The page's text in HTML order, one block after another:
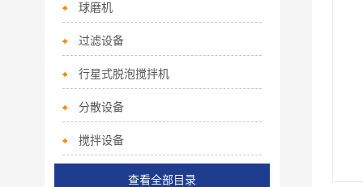
球磨机
过滤设备
行星式脱泡搅拌机
分散设备
搅拌设备
查看全部目录